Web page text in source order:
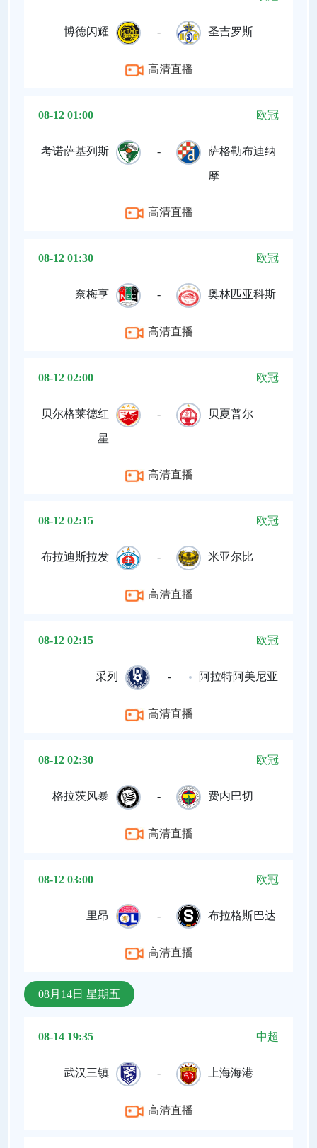
博德闪耀 - 圣吉罗斯
高清直播
08-12 01:00 欧冠
考诺萨基列斯 - 萨格勒布迪纳
摩
高清直播
08-12 01:30 欧冠
奈梅亨 - 奥林匹亚科斯
高清直播
08-12 02:00 欧冠
贝尔格莱德红
星
- 贝夏普尔
高清直播
08-12 02:15 欧冠
布拉迪斯拉发 - 米亚尔比
高清直播
08-12 02:15 欧冠
采列 - 阿拉特阿美尼亚
高清直播
08-12 02:30 欧冠
格拉茨风暴 - 费内巴切
高清直播
08-12 03:00 欧冠
里昂 - 布拉格斯巴达
高清直播
08月14日 星期五
08-14 19:35 中超
武汉三镇 - 上海海港
高清直播